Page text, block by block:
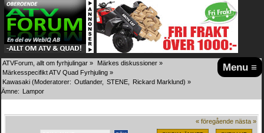
Menu ≡
ATVForum, allt om fyrhjulingar » Märkes diskussioner »
Märkesspecifikt ATV Quad Fyrhjuling »
Kawasaki (Moderatorer: Outlander, STENE Rickard Marklund) »
Ämne: Lampor
« föregående nästa »